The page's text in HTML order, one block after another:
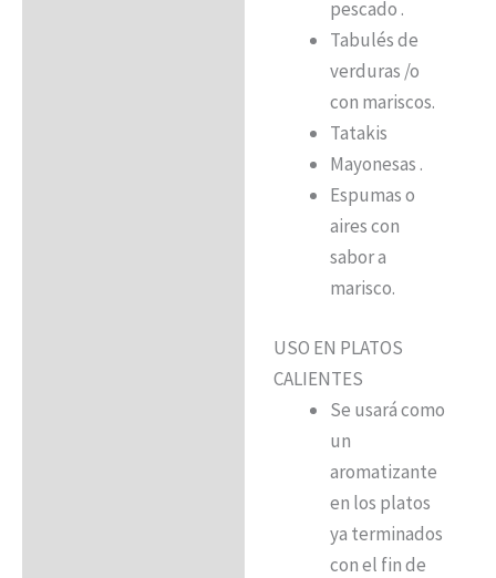
pescado .
Tabulés de
verduras /o
con mariscos.
Tatakis
Mayonesas .
Espumas o
aires con
sabor a
marisco.
USO EN PLATOS
CALIENTES
Se usará como
un
aromatizante
en los platos
ya terminados
con el fin de